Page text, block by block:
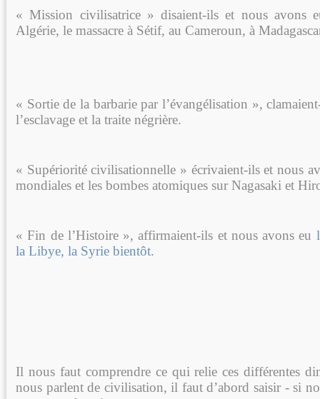
« Mission civilisatrice » disaient-ils et nous avons
Algérie, le massacre à Sétif, au Cameroun, à
« Sortie de la barbarie par l’évangélisation »,
l’esclavage et la traite négrière.
« Supériorité civilisationnelle » écrivaient-ils et nous
mondiales et les bombes atomiques sur Nagasaki et
« Fin de l’Histoire », affirmaient-ils et nous avons eu
la Libye, la Syrie bientôt.
Il nous faut comprendre ce qui relie ces différentes
nous parlent de civilisation, il faut d’abord saisir - si